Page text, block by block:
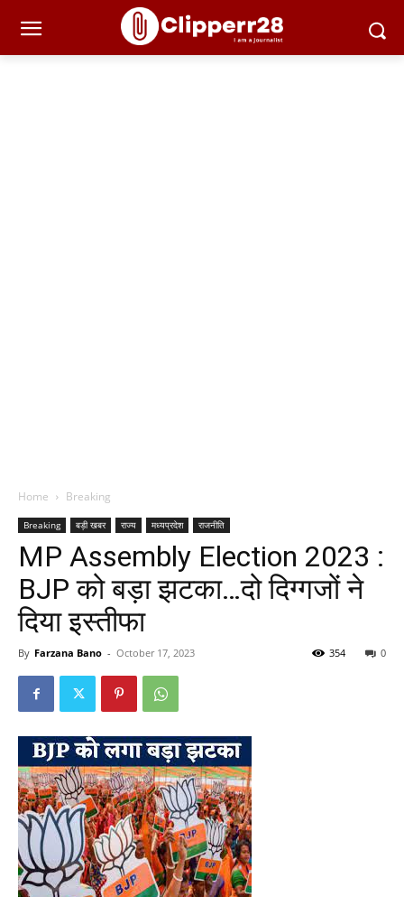
Home Breaking
Breaking बड़ी खबर राज्य मध्यप्रदेश राजनीति
MP Assembly Election 2023 :
BJP को बड़ा झटका…दो दिग्गजों ने
दिया इस्तीफा
By Farzana Bano - October 17, 2023 0
354